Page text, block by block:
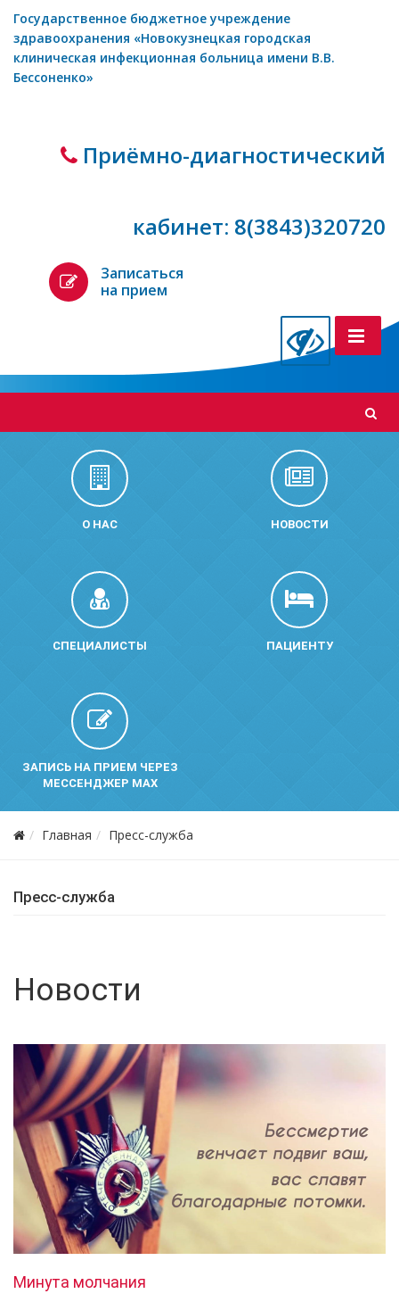
Государственное бюджетное учреждение
здравоохранения «Новокузнецкая городская
клиническая инфекционная больница имени В.В.
Бессоненко»
Приёмно-диагностический
кабинет: 8(3843)320720
Записаться
на прием
О НАС НОВОСТИ
СПЕЦИАЛИСТЫ ПАЦИЕНТУ
ЗАПИСЬ НА ПРИЕМ ЧЕРЕЗ
МЕССЕНДЖЕР MAX
Главная Пресс-служба
Пресс-служба
Новости
Минута молчания